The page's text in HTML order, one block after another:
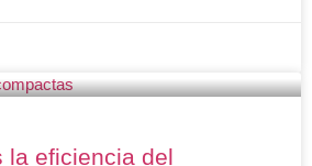
la eficiencia del